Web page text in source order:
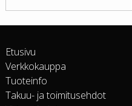
Etusivu
Verkkokauppa
Tuoteinfo
Takuu- ja toimitusehdot